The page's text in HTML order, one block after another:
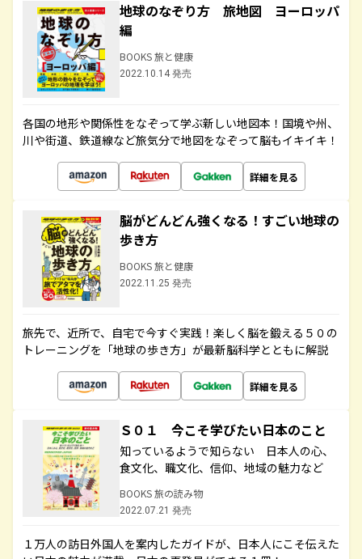
地球のなぞり方 旅地図 ヨーロッパ
編
BOOKS 旅と健康
2022.10.14 発売
各国の地形や関係性をなぞって学ぶ新しい地図本！国境や州、
川や街道、鉄道線など旅気分で地図をなぞって脳もイキイキ！
詳細を見る
脳がどんどん強くなる！すごい地球の
歩き方
BOOKS 旅と健康
2022.11.25 発売
旅先で、近所で、自宅で今すぐ実践！楽しく脳を鍛える５０の
トレーニングを「地球の歩き方」が最新脳科学とともに解説
詳細を見る
Ｓ０１ 今こそ学びたい日本のこと
知っているようで知らない 日本人の心、
食文化、職文化、信仰、地域の魅力など
BOOKS 旅の読み物
2022.07.21 発売
１万人の訪日外国人を案内したガイドが、日本人にこそ伝えた